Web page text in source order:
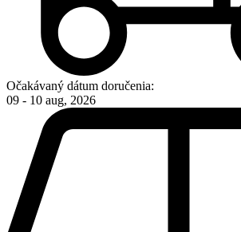
Očakávaný dátum doručenia:
09 - 10 aug, 2026